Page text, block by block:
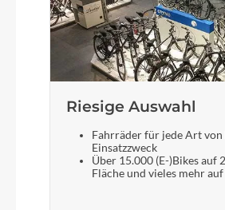
Laufradgröße
28"
Gepäckträger
MonkeyLoad ready
Schalthebel
Riesige Auswahl
Fahrräder für jede Art von
Einsatzzweck
Über 15.000 (E-)Bikes auf
Fläche und vieles mehr auf